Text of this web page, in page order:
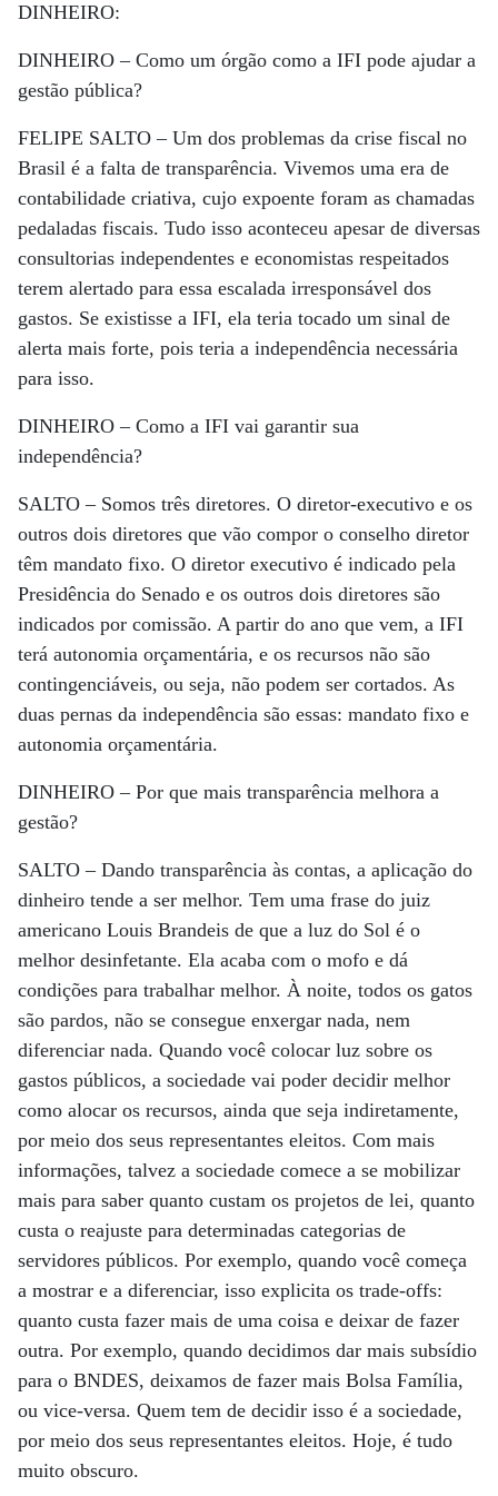
DINHEIRO:
DINHEIRO –Como um órgão como a IFI pode ajudar a
gestão pública?
FELIPE SALTO –Um dos problemas da crise fiscal no
Brasil é a falta de transparência. Vivemos uma era de
contabilidade criativa, cujo expoente foram as chamadas
pedaladas fiscais. Tudo isso aconteceu apesar de diversas
consultorias independentes e economistas respeitados
terem alertado para essa escalada irresponsável dos
gastos. Se existisse a IFI, ela teria tocado um sinal de
alerta mais forte, pois teria a independência necessária
para isso.
DINHEIRO –Como a IFI vai garantir sua
independência?
SALTO –Somos três diretores. O diretor-executivo e os
outros dois diretores que vão compor o conselho diretor
têm mandato fixo. O diretor executivo é indicado pela
Presidência do Senado e os outros dois diretores são
indicados por comissão. A partir do ano que vem, a IFI
terá autonomia orçamentária, e os recursos não são
contingenciáveis, ou seja, não podem ser cortados. As
duas pernas da independência são essas: mandato fixo e
autonomia orçamentária.
DINHEIRO –Por que mais transparência melhora a
gestão?
SALTO –Dando transparência às contas, a aplicação do
dinheiro tende a ser melhor. Tem uma frase do juiz
americano Louis Brandeis de que a luz do Sol é o
melhor desinfetante. Ela acaba com o mofo e dá
condições para trabalhar melhor. À noite, todos os gatos
são pardos, não se consegue enxergar nada, nem
diferenciar nada. Quando você colocar luz sobre os
gastos públicos, a sociedade vai poder decidir melhor
como alocar os recursos, ainda que seja indiretamente,
por meio dos seus representantes eleitos. Com mais
informações, talvez a sociedade comece a se mobilizar
mais para saber quanto custam os projetos de lei, quanto
custa o reajuste para determinadas categorias de
servidores públicos. Por exemplo, quando você começa
a mostrar e a diferenciar, isso explicita os trade-offs:
quanto custa fazer mais de uma coisa e deixar de fazer
outra. Por exemplo, quando decidimos dar mais subsídio
para o BNDES, deixamos de fazer mais Bolsa Família,
ou vice-versa. Quem tem de decidir isso é a sociedade,
por meio dos seus representantes eleitos. Hoje, é tudo
muito obscuro.